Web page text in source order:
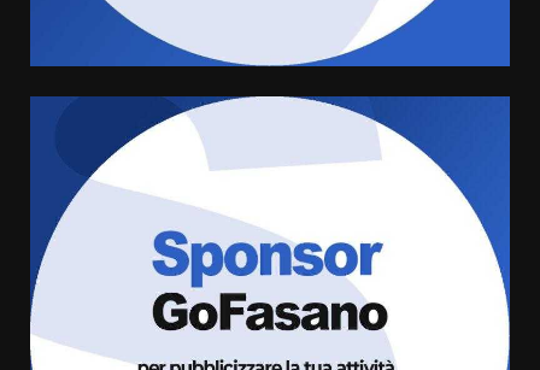
Fasanese ferito a colpi di arma
da fuoco
6 Agosto 2026 18:13
Carta d’identità: continua il piano
di aperture straordinarie del
Comune di Fasano
6 Agosto 2026 14:16